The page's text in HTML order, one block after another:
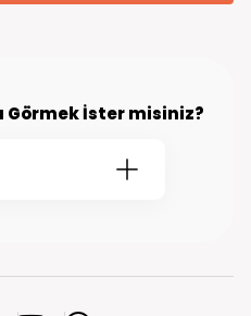
Görmek İster misiniz?